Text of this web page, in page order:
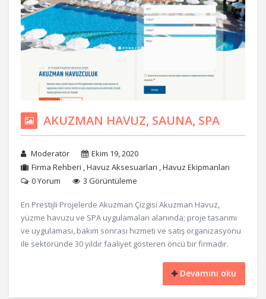
AKUZMAN HAVUZ, SAUNA, SPA
Moderatör
Ekim 19, 2020
Firma Rehberi ,Havuz Aksesuarları ,Havuz Ekipmanları
0 Yorum
3 Görüntüleme
En Prestijli Projelerde Akuzman Çizgisi Akuzman Havuz,
yüzme havuzu ve SPA uygulamaları alanında; proje tasarımı
ve uygulaması, bakım sonrası hizmeti ve satış organizasyonu
ile sektöründe 30 yıldır faaliyet gösteren öncü bir firmadır.
Devamını oku